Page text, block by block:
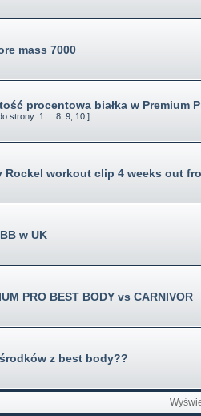
mass 7000
procentowa białka w Premium
strony: 1 ... 8, 9, 10 ]
Rockel workout clip 4 weeks out
w UK
PRO BEST BODY vs CARNIVOR
z best body??